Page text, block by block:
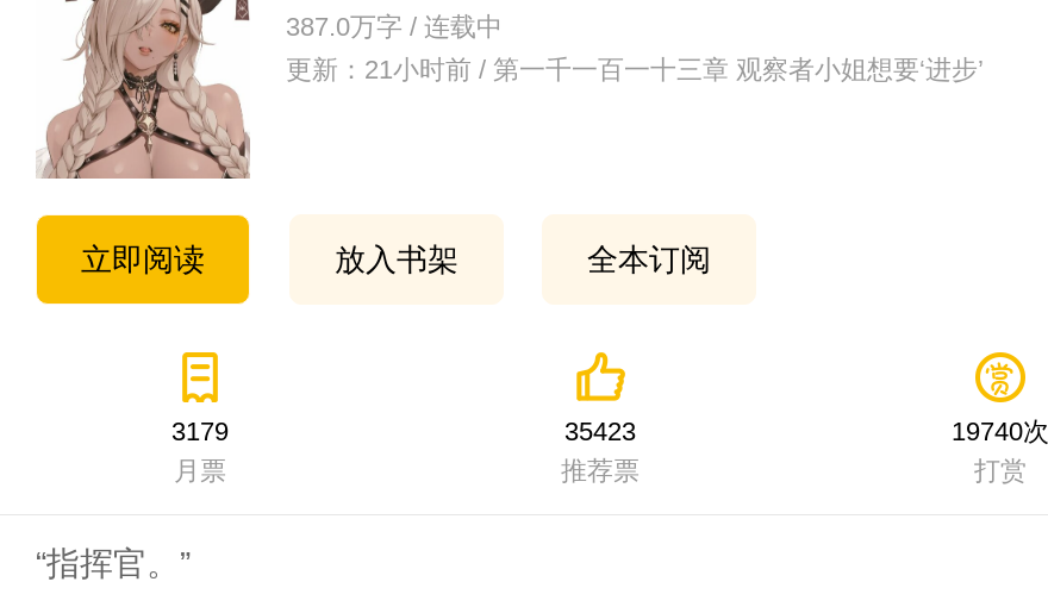
387.0万字 / 连载中
更新：21小时前 / 第一千一百一十三章 观察者小姐想要‘进步’
立即阅读 放入书架 全本订阅
3179
月票
35423
推荐票
19740次
打赏
“指挥官。”